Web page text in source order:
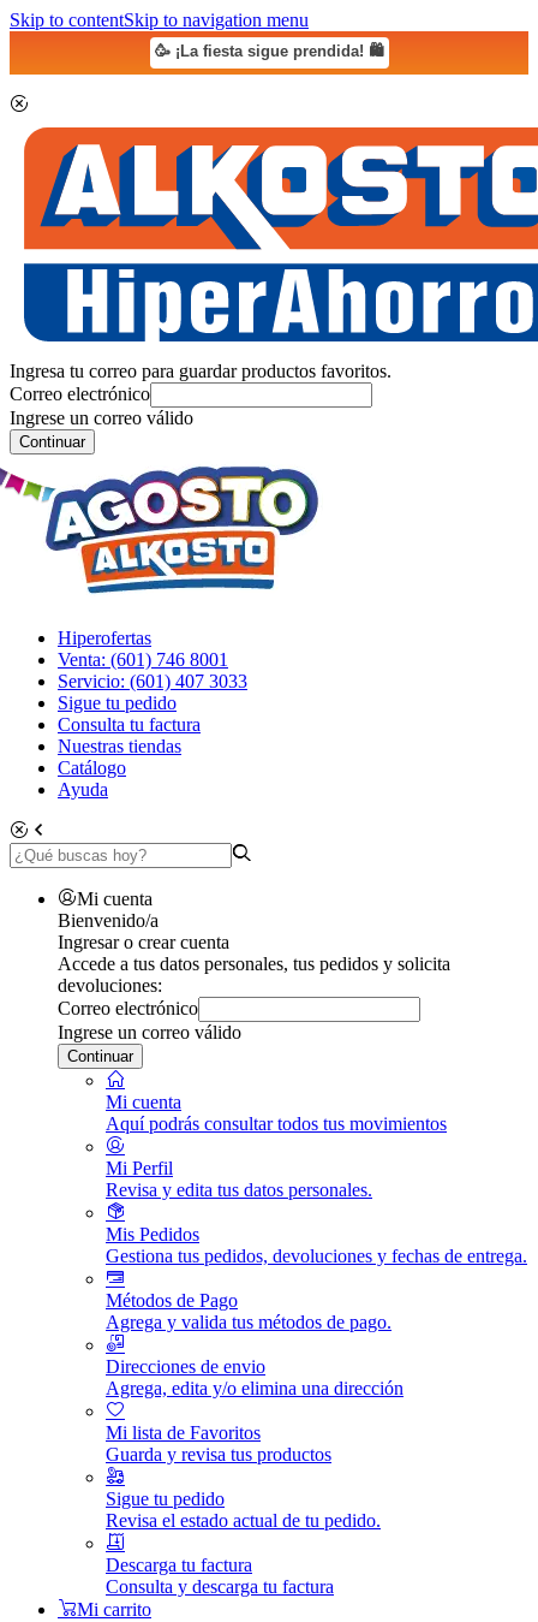
Skip to contentSkip to navigation menu
🥳 ¡La fiesta sigue prendida! 🛍️
Ingresa tu correo para guardar productos favoritos.
Correo electrónico
Ingrese un correo válido
Continuar
Hiperofertas
Venta: (601) 746 8001
Servicio: (601) 407 3033
Sigue tu pedido
Consulta tu factura
Nuestras tiendas
Catálogo
Ayuda
Mi cuenta
Bienvenido/a
Ingresar o crear cuenta
Accede a tus datos personales, tus pedidos y solicita
devoluciones:
Correo electrónico
Ingrese un correo válido
Continuar
Mi cuenta
Aquí podrás consultar todos tus movimientos
Mi Perfil
Revisa y edita tus datos personales.
Mis Pedidos
Gestiona tus pedidos, devoluciones y fechas de entrega.
Métodos de Pago
Agrega y valida tus métodos de pago.
Direcciones de envio
Agrega, edita y/o elimina una dirección
Mi lista de Favoritos
Guarda y revisa tus productos
Sigue tu pedido
Revisa el estado actual de tu pedido.
Descarga tu factura
Consulta y descarga tu factura
Mi carrito